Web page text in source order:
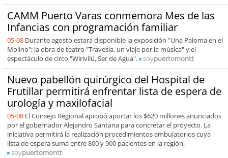
CAMM Puerto Varas conmemora Mes de las
Infancias con programación familiar
05-08 Durante agosto estará disponible la exposición "Una Paloma en el
Molino"; la obra de teatro "Travesía, un viaje por la música" y el
espectáculo de circo "Wirivilü, Ser de Agua".
soypuertomontt
Nuevo pabellón quirúrgico del Hospital de
Frutillar permitirá enfrentar lista de espera de
urología y maxilofacial
05-08 El Consejo Regional aprobó aportar los $620 millones anunciados
por el gobernador Alejandro Santana para concretar el proyecto. La
iniciativa permitirá la realización procedimientos ambulatorios cuya
lista de espera suma entre 800 y 900 pacientes en la región.
soypuertomontt